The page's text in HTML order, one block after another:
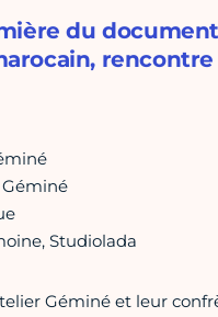
du
rencontre
Studiolada
Géminé et leur